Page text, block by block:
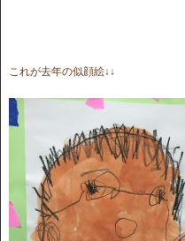
これが去年の似顔絵↓↓